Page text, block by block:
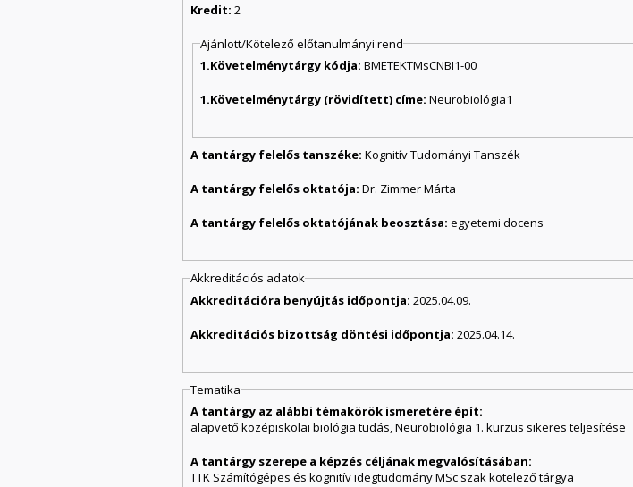
Kredit:2
Ajánlott/Kötelező előtanulmányi rend
1.Követelménytárgy kódja:BMETEKTMsCNBI1-00
1.Követelménytárgy (rövidített) címe:Neurobiológia1
A tantárgy felelős tanszéke:Kognitív Tudományi Tanszék
A tantárgy felelős oktatója:Dr. Zimmer Márta
A tantárgy felelős oktatójának beosztása:egyetemi docens
Akkreditációs adatok
Akkreditációra benyújtás időpontja:2025.04.09.
Akkreditációs bizottság döntési időpontja:2025.04.14.
Tematika
A tantárgy az alábbi témakörök ismeretére épít:
alapvető középiskolai biológia tudás, Neurobiológia 1. kurzus sikeres teljesítése
A tantárgy szerepe a képzés céljának megvalósításában:
TTK Számítógépes és kognitív idegtudomány MSc szak kötelező tárgya